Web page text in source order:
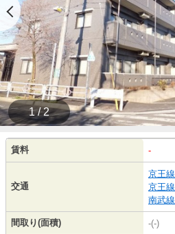
1 / 2
賃料 -
交通
京王線
京王線
南武線
間取り(面積) -(-)